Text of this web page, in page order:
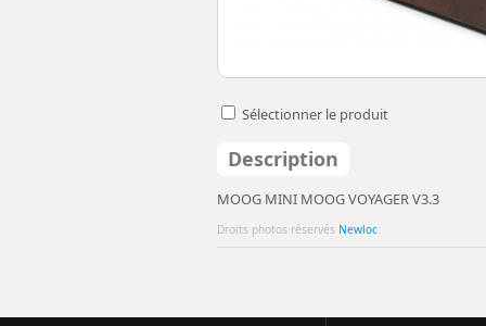
Sélectionner le produit
Description
MOOG MINI MOOG VOYAGER V3.3
Droits photos réservés Newloc